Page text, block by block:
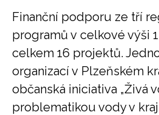
Finanční podporu ze tří
programů v celkové výši
celkem 16 projektů.
organizací v Plzeňském
občanská iniciativa „Živá
problematikou vody v